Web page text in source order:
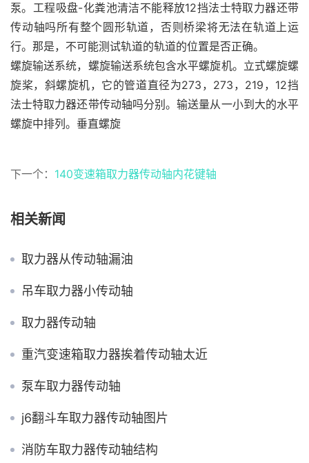
泵。工程吸盘-化粪池清洁不能释放12挡法士特取力器还带
传动轴吗所有整个圆形轨道，否则桥梁将无法在轨道上运
行。那是，不可能测试轨道的轨道的位置是否正确。
螺旋输送系统，螺旋输送系统包含水平螺旋机。立式螺旋螺
旋桨，斜螺旋机，它的管道直径为273，273，219，12挡
法士特取力器还带传动轴吗分别。输送量从一小到大的水平
螺旋中排列。垂直螺旋
下一个： 140变速箱取力器传动轴内花键轴
相关新闻
取力器从传动轴漏油
吊车取力器小传动轴
取力器传动轴
重汽变速箱取力器挨着传动轴太近
泵车取力器传动轴
j6翻斗车取力器传动轴图片
消防车取力器传动轴结构